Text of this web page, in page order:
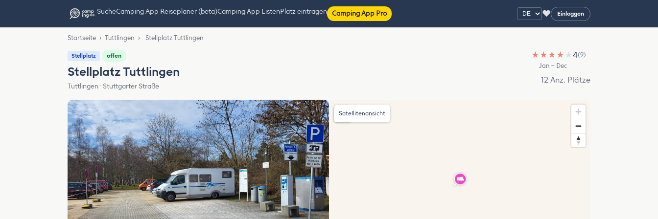
SucheCamping App Reiseplaner (beta)Camping App ListenPlatz eintragen Camping App Pro ♥ Einloggen
Startseite › Tuttlingen › Stellplatz Tuttlingen
Stellplatz offen
Stellplatz Tuttlingen
Tuttlingen · Stuttgarter Straße
★ ★ ★ ★ ★4(9)
Jan – Dec
12 Anz. Plätze
Satellitenansicht